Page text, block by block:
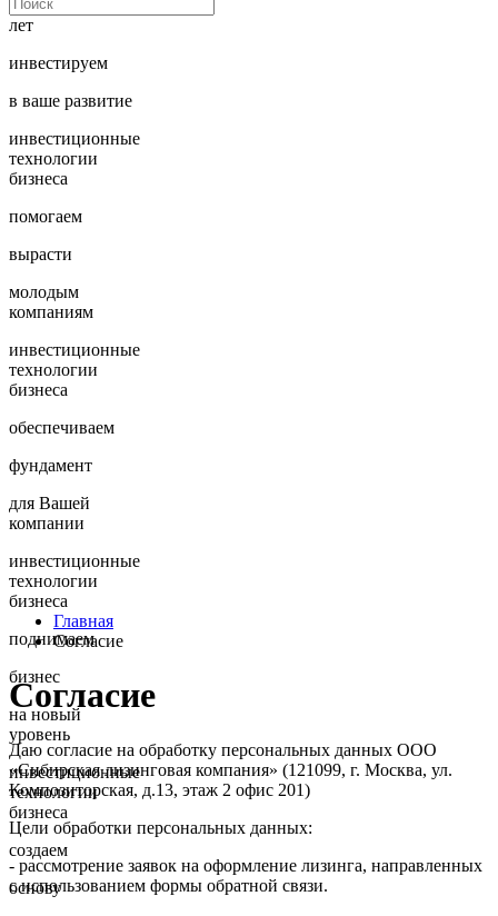
лет
инвестируем
в ваше развитие
инвестиционные
технологии
бизнеса
помогаем
вырасти
молодым
компаниям
инвестиционные
технологии
бизнеса
обеспечиваем
фундамент
для Вашей
компании
инвестиционные
технологии
бизнеса
поднимаем
бизнес
на новый
уровень
инвестиционные
технологии
бизнеса
создаем
основу
Главная
Согласие
Согласие
Даю согласие на обработку персональных данных ООО
«Сибирская лизинговая компания» (121099, г. Москва, ул.
Композиторская, д.13, этаж 2 офис 201)
Цели обработки персональных данных:
- рассмотрение заявок на оформление лизинга, направленных
с использованием формы обратной связи.